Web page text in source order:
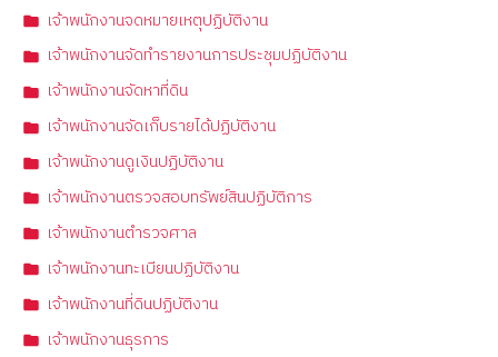
เจ้าพนักงานจดหมายเหตุปฏิบัติงาน
เจ้าพนักงานจัดทำรายงานการประชุมปฏิบัติงาน
เจ้าพนักงานจัดหาที่ดิน
เจ้าพนักงานจัดเก็บรายได้ปฏิบัติงาน
เจ้าพนักงานดูเงินปฏิบัติงาน
เจ้าพนักงานตรวจสอบทรัพย์สินปฏิบัติการ
เจ้าพนักงานตำรวจศาล
เจ้าพนักงานทะเบียนปฏิบัติงาน
เจ้าพนักงานที่ดินปฏิบัติงาน
เจ้าพนักงานธุรการ